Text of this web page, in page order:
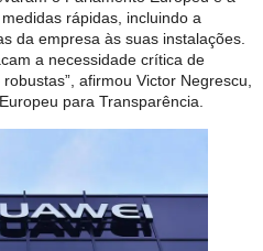
rápidas, incluindo a
da empresa às suas instalações.
a necessidade crítica de
afirmou Victor Negrescu,
para Transparência.